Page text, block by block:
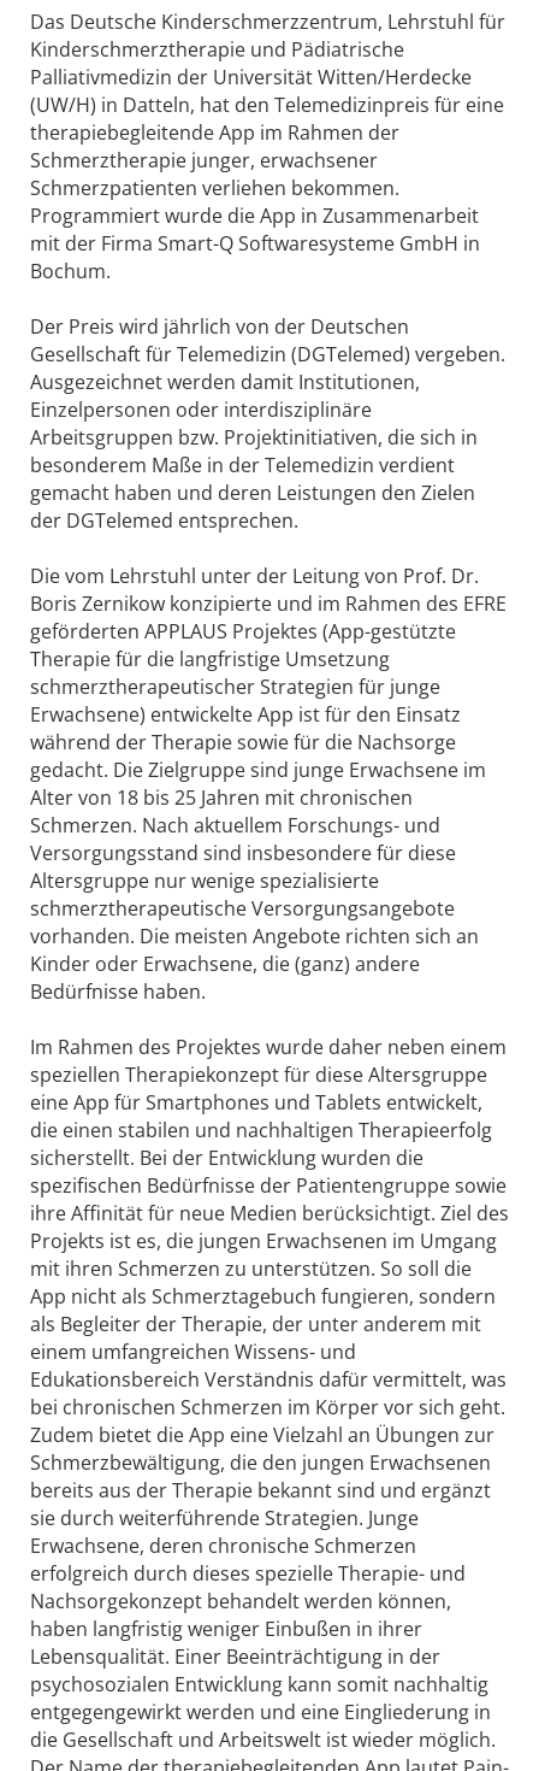
Das Deutsche Kinderschmerzzentrum, Lehrstuhl für
Kinderschmerztherapie und Pädiatrische
Palliativmedizin der Universität Witten/Herdecke
(UW/H) in Datteln, hat den Telemedizinpreis für eine
therapiebegleitende App im Rahmen der
Schmerztherapie junger, erwachsener
Schmerzpatienten verliehen bekommen.
Programmiert wurde die App in Zusammenarbeit
mit der Firma Smart-Q Softwaresysteme GmbH in
Bochum.
Der Preis wird jährlich von der Deutschen
Gesellschaft für Telemedizin (DGTelemed) vergeben.
Ausgezeichnet werden damit Institutionen,
Einzelpersonen oder interdisziplinäre
Arbeitsgruppen bzw. Projektinitiativen, die sich in
besonderem Maße in der Telemedizin verdient
gemacht haben und deren Leistungen den Zielen
der DGTelemed entsprechen.
Die vom Lehrstuhl unter der Leitung von Prof. Dr.
Boris Zernikow konzipierte und im Rahmen des EFRE
geförderten APPLAUS Projektes (App-gestützte
Therapie für die langfristige Umsetzung
schmerztherapeutischer Strategien für junge
Erwachsene) entwickelte App ist für den Einsatz
während der Therapie sowie für die Nachsorge
gedacht. Die Zielgruppe sind junge Erwachsene im
Alter von 18 bis 25 Jahren mit chronischen
Schmerzen. Nach aktuellem Forschungs- und
Versorgungsstand sind insbesondere für diese
Altersgruppe nur wenige spezialisierte
schmerztherapeutische Versorgungsangebote
vorhanden. Die meisten Angebote richten sich an
Kinder oder Erwachsene, die (ganz) andere
Bedürfnisse haben.
Im Rahmen des Projektes wurde daher neben einem
speziellen Therapiekonzept für diese Altersgruppe
eine App für Smartphones und Tablets entwickelt,
die einen stabilen und nachhaltigen Therapieerfolg
sicherstellt. Bei der Entwicklung wurden die
spezifischen Bedürfnisse der Patientengruppe sowie
ihre Affinität für neue Medien berücksichtigt. Ziel des
Projekts ist es, die jungen Erwachsenen im Umgang
mit ihren Schmerzen zu unterstützen. So soll die
App nicht als Schmerztagebuch fungieren, sondern
als Begleiter der Therapie, der unter anderem mit
einem umfangreichen Wissens- und
Edukationsbereich Verständnis dafür vermittelt, was
bei chronischen Schmerzen im Körper vor sich geht.
Zudem bietet die App eine Vielzahl an Übungen zur
Schmerzbewältigung, die den jungen Erwachsenen
bereits aus der Therapie bekannt sind und ergänzt
sie durch weiterführende Strategien. Junge
Erwachsene, deren chronische Schmerzen
erfolgreich durch dieses spezielle Therapie- und
Nachsorgekonzept behandelt werden können,
haben langfristig weniger Einbußen in ihrer
Lebensqualität. Einer Beeinträchtigung in der
psychosozialen Entwicklung kann somit nachhaltig
entgegengewirkt werden und eine Eingliederung in
die Gesellschaft und Arbeitswelt ist wieder möglich.